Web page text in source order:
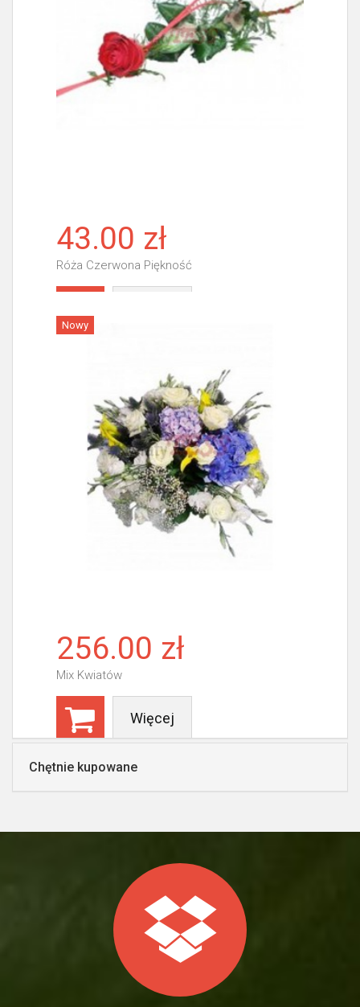
43.00 zł
Róża Czerwona Piękność
Nowy
256.00 zł
Mix Kwiatów
Więcej
Chętnie kupowane